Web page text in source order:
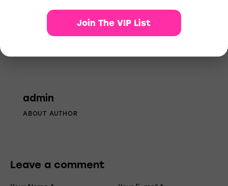
admin
ABOUT AUTHOR
Leave a comment
Join The VIP List